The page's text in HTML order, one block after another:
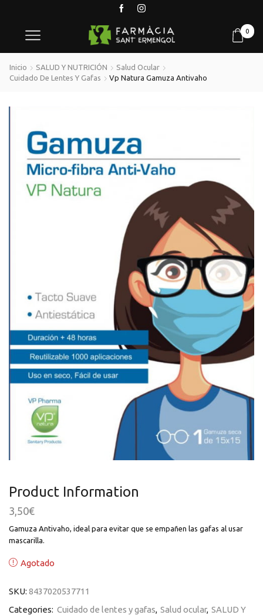
0
Inicio SALUD Y NUTRICIÓN
Salud Ocular
Cuidado De Lentes Y Gafas
Vp Natura Gamuza Antivaho
Product Information
3,50€
Gamuza Antivaho, ideal para evitar que se empañen las gafas al usar
mascarilla.
Agotado
SKU: 8437020537711
Categories: Cuidado de lentes y gafas, Salud ocular, SALUD Y